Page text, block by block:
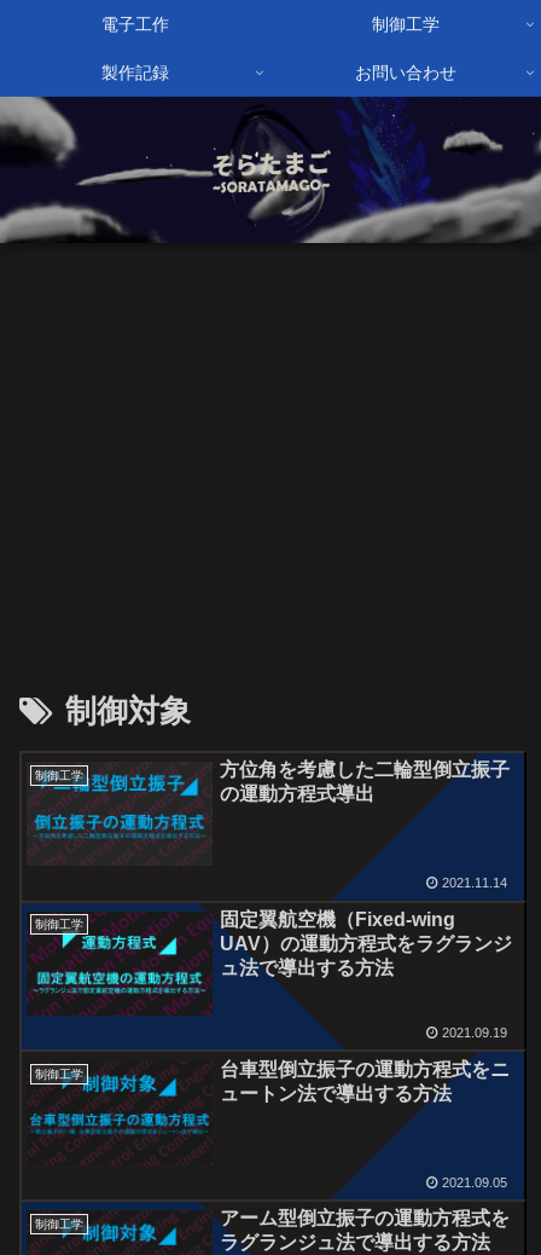
電子工作 制御工学
製作記録 お問い合わせ
制御対象
制御工学
方位角を考慮した二輪型倒立振子
の運動方程式導出
2021.11.14
制御工学
固定翼航空機（Fixed-wing
UAV）の運動方程式をラグランジ
ュ法で導出する方法
2021.09.19
制御工学
台車型倒立振子の運動方程式をニ
ュートン法で導出する方法
2021.09.05
制御工学
アーム型倒立振子の運動方程式を
ラグランジュ法で導出する方法